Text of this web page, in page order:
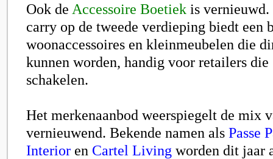
Ook de Accessoire Boetiek is
carry op de tweede verdieping biedt een
woonaccessoires en kleinmeubelen die
kunnen worden, handig voor retailers
schakelen.
Het merkenaanbod weerspiegelt de mix
vernieuwend. Bekende namen als Passe
Interior en Cartel Living worden dit jaar